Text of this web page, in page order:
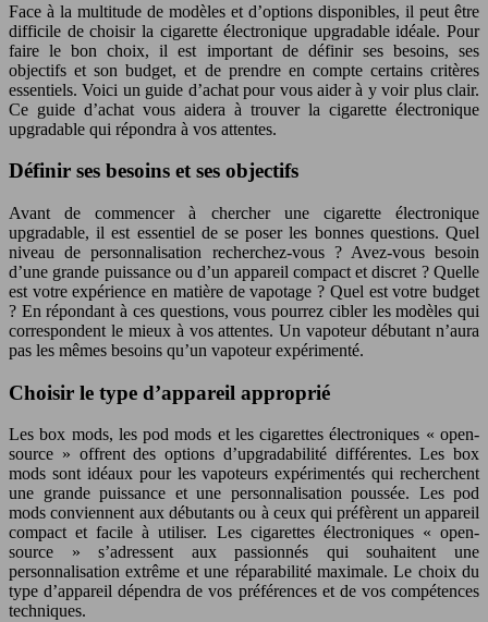
Face à la multitude de modèles et d’options disponibles, il peut être
difficile de choisir la cigarette électronique upgradable idéale. Pour
faire le bon choix, il est important de définir ses besoins, ses
objectifs et son budget, et de prendre en compte certains critères
essentiels. Voici un guide d’achat pour vous aider à y voir plus clair.
Ce guide d’achat vous aidera à trouver la cigarette électronique
upgradable qui répondra à vos attentes.
Définir ses besoins et ses objectifs
Avant de commencer à chercher une cigarette électronique
upgradable, il est essentiel de se poser les bonnes questions. Quel
niveau de personnalisation recherchez-vous ? Avez-vous besoin
d’une grande puissance ou d’un appareil compact et discret ? Quelle
est votre expérience en matière de vapotage ? Quel est votre budget
? En répondant à ces questions, vous pourrez cibler les modèles qui
correspondent le mieux à vos attentes. Un vapoteur débutant n’aura
pas les mêmes besoins qu’un vapoteur expérimenté.
Choisir le type d’appareil approprié
Les box mods, les pod mods et les cigarettes électroniques « open-
source » offrent des options d’upgradabilité différentes. Les box
mods sont idéaux pour les vapoteurs expérimentés qui recherchent
une grande puissance et une personnalisation poussée. Les pod
mods conviennent aux débutants ou à ceux qui préfèrent un appareil
compact et facile à utiliser. Les cigarettes électroniques « open-
source » s’adressent aux passionnés qui souhaitent une
personnalisation extrême et une réparabilité maximale. Le choix du
type d’appareil dépendra de vos préférences et de vos compétences
techniques.